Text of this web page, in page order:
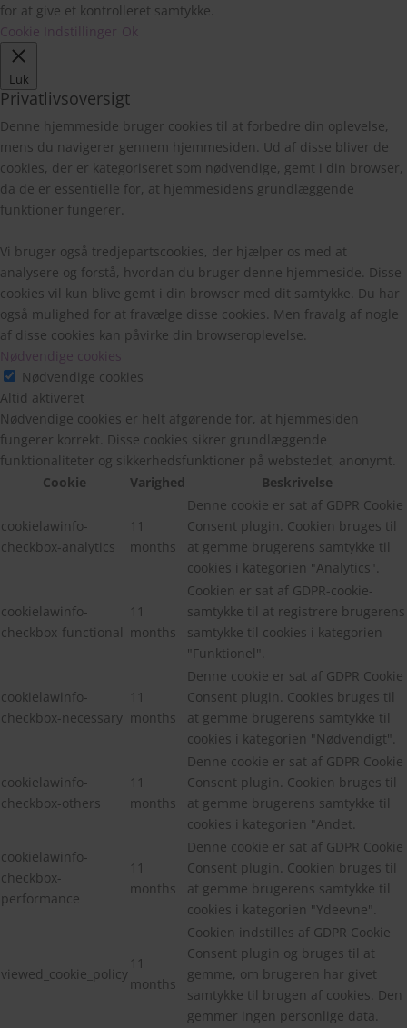
for at give et kontrolleret samtykke.
Cookie Indstillinger Ok
Luk
Privatlivsoversigt
Denne hjemmeside bruger cookies til at forbedre din oplevelse,
mens du navigerer gennem hjemmesiden. Ud af disse bliver de
cookies, der er kategoriseret som nødvendige, gemt i din browser,
da de er essentielle for, at hjemmesidens grundlæggende
funktioner fungerer.
Vi bruger også tredjepartscookies, der hjælper os med at
analysere og forstå, hvordan du bruger denne hjemmeside. Disse
cookies vil kun blive gemt i din browser med dit samtykke. Du har
også mulighed for at fravælge disse cookies. Men fravalg af nogle
af disse cookies kan påvirke din browseroplevelse.
Nødvendige cookies
Nødvendige cookies
Altid aktiveret
Nødvendige cookies er helt afgørende for, at hjemmesiden
fungerer korrekt. Disse cookies sikrer grundlæggende
funktionaliteter og sikkerhedsfunktioner på webstedet, anonymt.
Cookie
Varighed Beskrivelse
cookielawinfo-
checkbox-analytics
11
months
Denne cookie er sat af GDPR Cookie
Consent plugin. Cookien bruges til
at gemme brugerens samtykke til
cookies i kategorien "Analytics".
cookielawinfo-
checkbox-functional
11
months
Cookien er sat af GDPR-cookie-
samtykke til at registrere brugerens
samtykke til cookies i kategorien
"Funktionel".
cookielawinfo-
checkbox-necessary
11
months
Denne cookie er sat af GDPR Cookie
Consent plugin. Cookies bruges til
at gemme brugerens samtykke til
cookies i kategorien "Nødvendigt".
cookielawinfo-
checkbox-others
11
months
Denne cookie er sat af GDPR Cookie
Consent plugin. Cookien bruges til
at gemme brugerens samtykke til
cookies i kategorien "Andet.
cookielawinfo-
checkbox-
performance
11
months
Denne cookie er sat af GDPR Cookie
Consent plugin. Cookien bruges til
at gemme brugerens samtykke til
cookies i kategorien "Ydeevne".
viewed_cookie_policy
11
months
Cookien indstilles af GDPR Cookie
Consent plugin og bruges til at
gemme, om brugeren har givet
samtykke til brugen af cookies. Den
gemmer ingen personlige data.